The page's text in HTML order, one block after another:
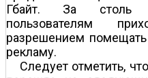
Гбайт. За столь
пользователям
разрешением
рекламу.
Следует отметить,